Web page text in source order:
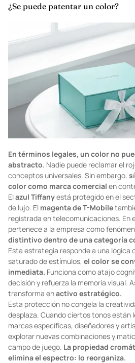
¿Se puede patentar un color?
En términos legales, un color no
abstracto. Nadie puede reclamar el
conceptos universales. Sin embargo,
color como marca comercial en
Elazul Tiffanyestá protegido en el
de lujo. El magenta de T-Mobile
registrada en telecomunicaciones. En
pertenece a la empresa como
distintivo dentro de una categoría
Esta estrategia responde a una lógica
saturado de estímulos, el color se
inmediata. Funciona como atajo
decisión y refuerza la memoria visual.
transforma enactivo estratégico.
Esta protección no congela la
desplaza. Cuando ciertos tonos están
marcas específicas, diseñadores y
explorar nuevas combinaciones y
campo de juego. La propiedad
elimina el espectro: lo reorganiza.